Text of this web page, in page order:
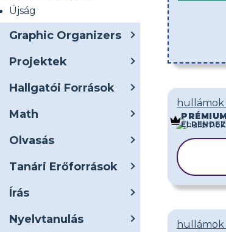
Újság
Graphic Organizers
Projektek
Hallgatói Források
Math
Olvasás
Tanári Erőforrások
Írás
Nyelvtanulás
PRÉMIUM
hullámok